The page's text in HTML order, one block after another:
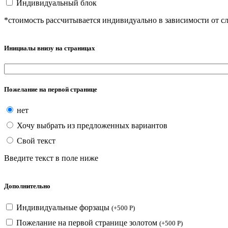
Индивидуальный блок
*стоимость рассчитывается индивидуально в зависимости от
Инициалы внизу на страницах
Пожелание на первой странице
нет
Хочу выбрать из предложенных вариантов
Свой текст
Введите текст в поле ниже
Дополнительно
Индивидуальные форзацы (+500 Р)
Пожелание на первой странице золотом (+500 Р)